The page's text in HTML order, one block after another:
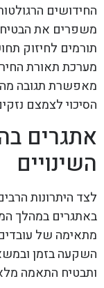
החידושים
משפרים את
תורמים לחיזוק
מערכת תאורת
מאפשרת תגובה
הסיכוי לצמצם
אתגרים
השינויים
לצד היתרונות
באתגרים במהלך
מתאימה של עובדים
השקעה בזמן
ותבטיח התאמה